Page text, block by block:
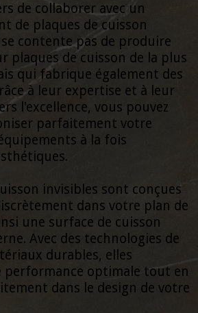
de collaborer avec un
de plaques de cuisson
contente pas de produire
plaques de cuisson de la plus
qui fabrique également des
à leur expertise et à leur
l'excellence, vous pouvez
parfaitement votre
à la fois
invisibles sont conçues
dans votre plan de
une surface de cuisson
Avec des technologies de
durables, elles
performance optimale tout en
dans le design de votre